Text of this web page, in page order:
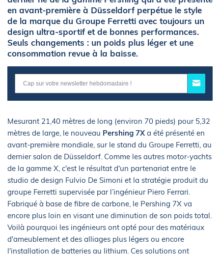
en avant-première à Düsseldorf perpétue le style
de la marque du Groupe Ferretti avec toujours un
design ultra-sportif et de bonnes performances.
Seuls changements : un poids plus léger et une
consommation revue à la baisse.
Mesurant 21,40 mètres de long (environ 70 pieds) pour 5,32
mètres de large, le nouveau Pershing 7X a été présenté en
avant-première mondiale, sur le stand du Groupe Ferretti, au
dernier salon de Düsseldorf. Comme les autres motor-yachts
de la gamme X, c'est le résultat d'un partenariat entre le
studio de design Fulvio De Simoni et la stratégie produit du
groupe Ferretti supervisée par l’ingénieur Piero Ferrari.
Fabriqué à base de fibre de carbone, le Pershing 7X va
encore plus loin en visant une diminution de son poids total.
Voilà pourquoi les ingénieurs ont opté pour des matériaux
d'ameublement et des alliages plus légers ou encore
l'installation de batteries au lithium. Ces solutions ont